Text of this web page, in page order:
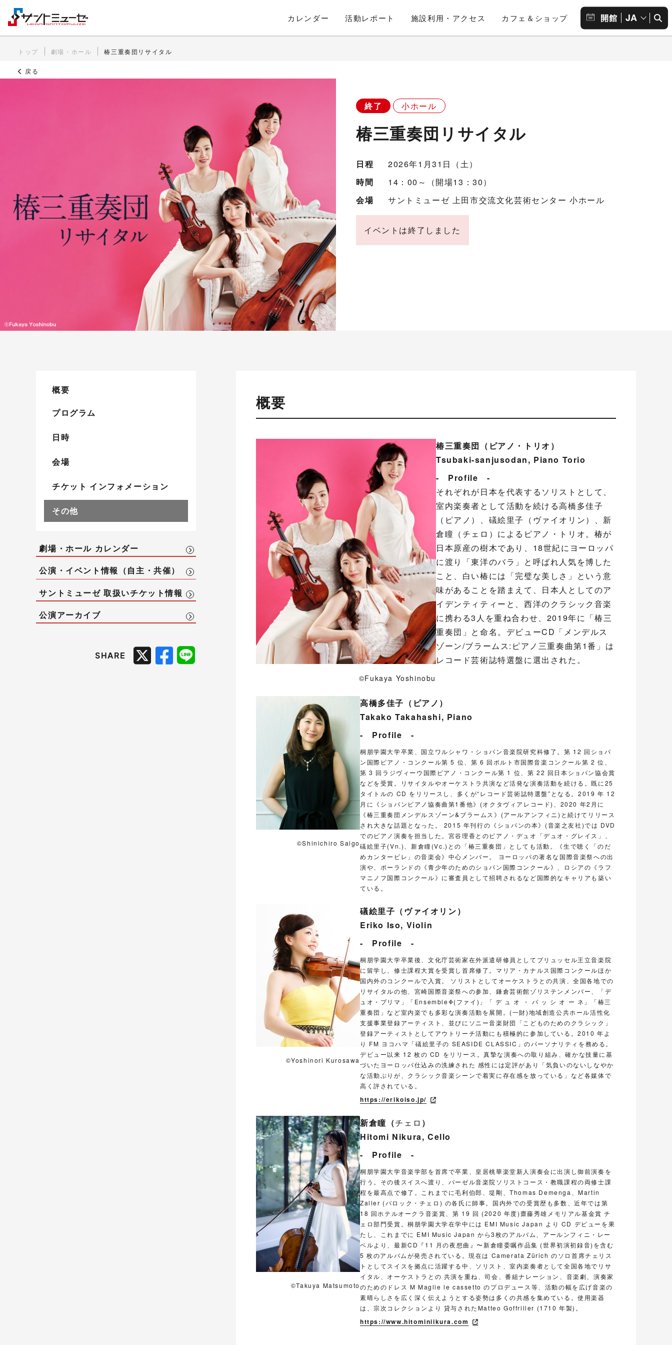
カレンダー 活動レポート 施設利用 ・アクセス カフェ＆ショップ 開館 JA
トップ 劇場・ホール 椿三重奏団リサイタル
戻る
終了 小ホール
椿三重奏団リサイタル
日程
2026年1月31日（土）
時間
14：00～（開場13：30）
会場
サントミューゼ 上田市交流文化芸術センター 小ホール
イベントは終了しました
概要
プログラム
日時
会場
チケット インフォメーション
その他
劇場・ホール カレンダー
公演・イベント情報（自主・共催）
サントミューゼ 取扱いチケット情報
公演アーカイブ
SHARE
概要
©Fukaya Yoshinobu
椿三重奏団（ピアノ・トリオ）
Tsubaki-sanjusodan, Piano Torio
- Profile -
それぞれが日本を代表するソリストとして、
室内楽奏者として活動を続ける高橋多佳子
（ピアノ）、礒絵里子（ヴァイオリン）、新
倉瞳（チェロ）によるピアノ・トリオ。椿が
日本原産の樹木であり、18世紀にヨーロッパ
に渡り「東洋のバラ」と呼ばれ人気を博した
こと、白い椿には「完璧な美しさ」という意
味があることを踏まえて、日本人としてのア
イデンティティーと、西洋のクラシック音楽
に携わる3人を重ね合わせ、2019年に「椿三
重奏団」と命名。デビューCD「メンデルス
ゾーン/ブラームス:ピアノ三重奏曲第1番」は
レコード芸術誌特選盤に選出された。
©Shinichiro Saigo
高橋多佳子（ピアノ）
Takako Takahashi, Piano
- Profile -
桐朋学園大学卒業、国立ワルシャワ・ショパン音楽院研究科修了。第 12 回ショパ
ン国際ピアノ・コンクール第 5 位、第 6 回ポルト市国際音楽コンクール第 2 位、
第 3 回ラジヴィーウ国際ピアノ・コンクール第 1 位、第 22 回日本ショパン協会賞
などを受賞。リサイタルやオーケストラ共演など活発な演奏活動を続ける。既に25
タイトルの CD をリリースし、多くが“レコード芸術誌特選盤”となる。2019 年 12
月に《ショパンピアノ協奏曲第1番他》(オクタヴィアレコード)、2020 年2月に
《椿三重奏団メンデルスゾーン&ブラームス》(アールアンフィニ)と続けてリリース
され大きな話題となった。 2015 年刊行の《ショパンの本》(音楽之友社)では DVD
でのピアノ演奏を担当した。宮谷理香とのピアノ・デュオ「デュオ・グレイス」、
礒絵里子(Vn.)、新倉瞳(Vc.)との「椿三重奏団」としても活動。《生で聴く「のだ
めカンタービレ」の音楽会》中心メンバー。 ヨーロッパの著名な国際音楽祭への出
演や、ポーランドの《青少年のためのショパン国際コンクール》、ロシアの《ラフ
マニノフ国際コンクール》に審査員として招聘されるなど国際的なキャリアも築い
ている。
©Yoshinori Kurosawa
礒絵里子（ヴァイオリン）
Eriko Iso, Violin
- Profile -
桐朋学園大学卒業後、文化庁芸術家在外派遣研修員としてブリュッセル王立音楽院
に留学し、修士課程大賞を受賞し首席修了。マリア・カナルス国際コンクールほか
国内外のコンクールで入賞。 ソリストとしてオーケストラとの共演、全国各地での
リサイタルの他、宮崎国際音楽祭への参加、鎌倉芸術館ゾリステンメンバー、「デ
ュオ・プリマ」「EnsembleΦ(ファイ)」「 デ ュ オ ・ パ ッ シ オ ー ネ」「椿三
重奏団」など室内楽でも多彩な演奏活動を展開。(一財)地域創造公共ホール活性化
支援事業登録アーティスト、並びにソニー音楽財団「こどものためのクラシック」
登録アーティストとしてアウトリーチ活動にも積極的に参加している。2010 年よ
り FM ヨコハマ「礒絵里子の SEASIDE CLASSIC」のパーソナリティを務める。
デビュー以来 12 枚の CD をリリース。真摯な演奏への取り組み、確かな技量に基
づいたヨーロッパ仕込みの洗練された 感性には定評があり「気負いのないしなやか
な活動ぶりが、クラシック音楽シーンで着実に存在感を放っている」など各媒体で
高く評されている。
https://erikoiso.jp/
©Takuya Matsumoto
新倉瞳（チェロ ）
Hitomi Nikura, Cello
- Profile -
桐朋学園大学音楽学部を首席で卒業、皇居桃華楽堂新人演奏会に出演し御前演奏を
行う。その後スイスへ渡り、バーゼル音楽院ソリストコース・教職課程の両修士課
程を最高点で修了。これまでに毛利伯郎、堤剛、Thomas Demenga、Martin
Zaller (バロック・チェロ) の各氏に師事。国内外での受賞歴も多数、近年では第
18 回ホテルオークラ音楽賞、第 19 回 (2020 年度)齋藤秀雄メモリアル基金賞 チ
ェロ部門受賞。桐朋学園大学在学中には EMI Music Japan より CD デビューを果
たし、これまでに EMI Music Japan から3枚のアルバム、アールンフィニ・レー
ベルより、最新CD『11 月の夜想曲』〜新倉瞳委嘱作品集 (世界初演初録音)を含む
5 枚のアルバムが発売されている。現在は Camerata Zürich のソロ首席チェリス
トとしてスイスを拠点に活躍する中、ソリスト、室内楽奏者として全国各地でリサ
イタル、オーケストラとの 共演を重ね、司会、番組ナレーション、音楽劇、演奏家
のためのドレス M Maglie le cassetto のプロデュース等、活動の幅を広げ音楽の
素晴らしさを広く深く伝えようとする姿勢は多くの共感を集めている。使用楽器
は、宗次コレクションより 貸与されたMatteo Goffriller (1710 年製)。
https://www.hitominiikura.com